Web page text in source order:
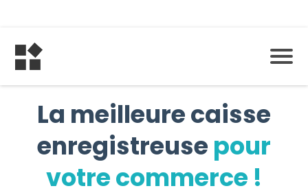
La meilleure caisse
enregistreuse pour
votre commerce !